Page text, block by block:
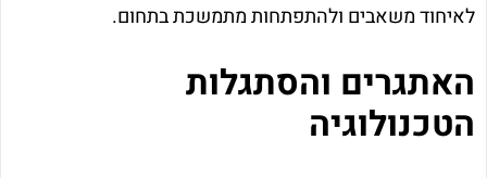
לאיחוד משאבים ולהתפתחות מתמשכת בתחום.
האתגרים והסתגלות
הטכנולוגיה